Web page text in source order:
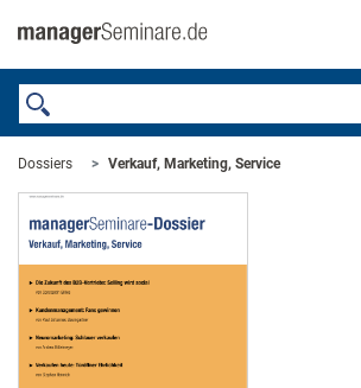
Dossiers Verkauf, Marketing, Service